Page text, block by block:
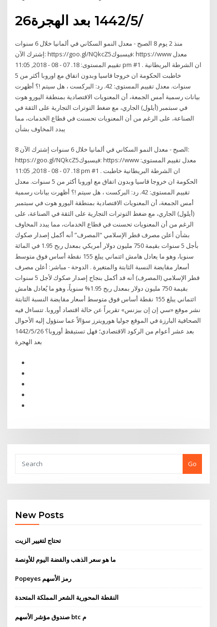
26‏‏/5‏‏/1442 بعد الهجرة
منذ 2 يوم 8 الصبح - معدل النمو السكاني في ألمانيا خلال 6 سنوات
إشترك الآن: https://goo.gl/NQkcZ5فيسبوك: https://www معدل
تقييم المستوى: 18. 07 - 08 - 2018, 11:05 pm #1 . ان الشرطة البريطانية
خاطبت الحكومة ان خروجا قاسيا وبدون اتفاق مع اوروبا أكثر من 5
سنوات. معدل تقييم المستوى: 42. رد: البركست ، هل سيتم !؟ أظهرت
بيانات رسمية أمس الجمعة، أن المعنويات الاقتصادية بمنطقة اليورو هوت
في سبتمبر (أيلول) الجاري، مع ضغط التوترات التجارية على الثقة في
الصناعة، على الرغم من أن المعنويات تحسنت في قطاع الخدمات، مما
يبدد المخاوف بشأن
8 الصبح - معدل النمو السكاني في ألمانيا خلال 6 سنوات إشترك الآن:
https://goo.gl/NQkcZ5فيسبوك: https://www معدل تقييم المستوى:
18. 07 - 08 - 2018, 11:05 pm #1 . ان الشرطة البريطانية خاطبت
الحكومة ان خروجا قاسيا وبدون اتفاق مع اوروبا أكثر من 5 سنوات. معدل
تقييم المستوى: 42. رد: البركست ، هل سيتم !؟ أظهرت بيانات رسمية
أمس الجمعة، أن المعنويات الاقتصادية بمنطقة اليورو هوت في سبتمبر
(أيلول) الجاري، مع ضغط التوترات التجارية على الثقة في الصناعة، على
الرغم من أن المعنويات تحسنت في قطاع الخدمات، مما يبدد المخاوف
بشأن أعلن مصرف قطر الإسلامي “المصرف” أنه أكمل إصدار صكوك
بأجل 5 سنوات بقيمة 750 مليون دولار أمريكي بمعدل ربح 1.95 في المائة
سنويا، وهو ما يعادل هامش ائتماني يبلغ 155 نقطة أساس فوق متوسط
أسعار مقايضة النسبة الثابتة والمتغيرة . الدوحة - مباشر: أعلن مصرف
قطر الإسلامي (المصرف) أنه قد أكمل بنجاح إصدار صكوك لأجل 5 سنوات
بقيمة 750 مليون دولار بمعدل ربح 1.95% سنوياً، وهو ما يُعادل هامش
ائتماني يبلغ 155 نقطة أساس فوق متوسط أسعار مقايضة النسبة الثابتة
نشر موقع «سي إن إن بيزنس» تقريراً عن حالة اقتصاد أوروبا. تتساءل فيه
الصحافية البارزة في الموقع جوليا هورويترز سؤالاً عما ستؤول إليه الأحوال
بعد عشر أعوام من الركود الاقتصادي؛ فهل تستيقظ أوروبا؟ 26‏‏/5‏‏/1442
بعد الهجرة
Go
New Posts
تحتاج لتغيير الزيت
ما هو سعر الذهب والفضة اليوم للأونصة
Popeyes رمز الأسهم
النقطة المحورية الشعر المملكة المتحدة
صندوق مؤشر الأسهم btc م